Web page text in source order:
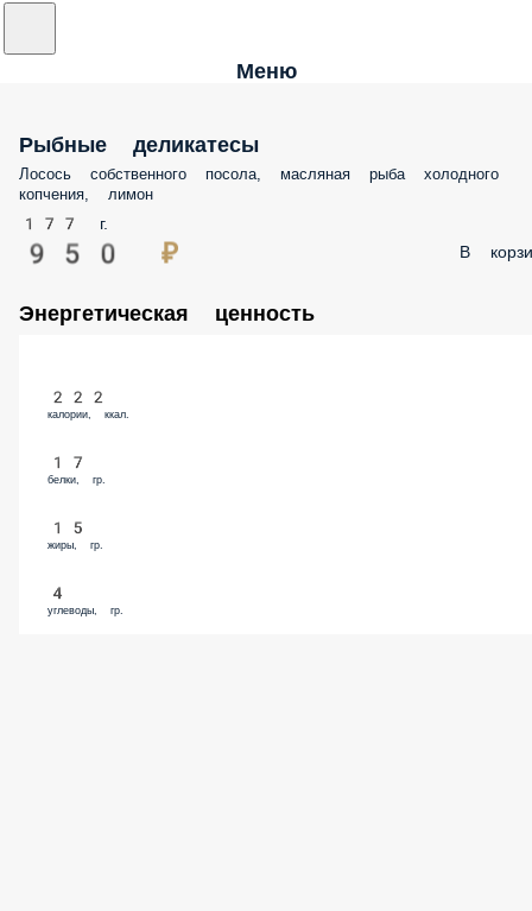
Меню
Рыбные деликатесы
Лосось собственного посола, масляная рыба холодного
копчения, лимон
177 г.
950 ₽ В
Энергетическая ценность
222
калории, ккал.
17
белки, гр.
15
жиры, гр.
4
углеводы, гр.